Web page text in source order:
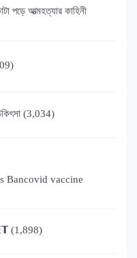
পড়ে আত্মহত্যার কাহিনী
(3,034)
Bancovid vaccine
(1,898)